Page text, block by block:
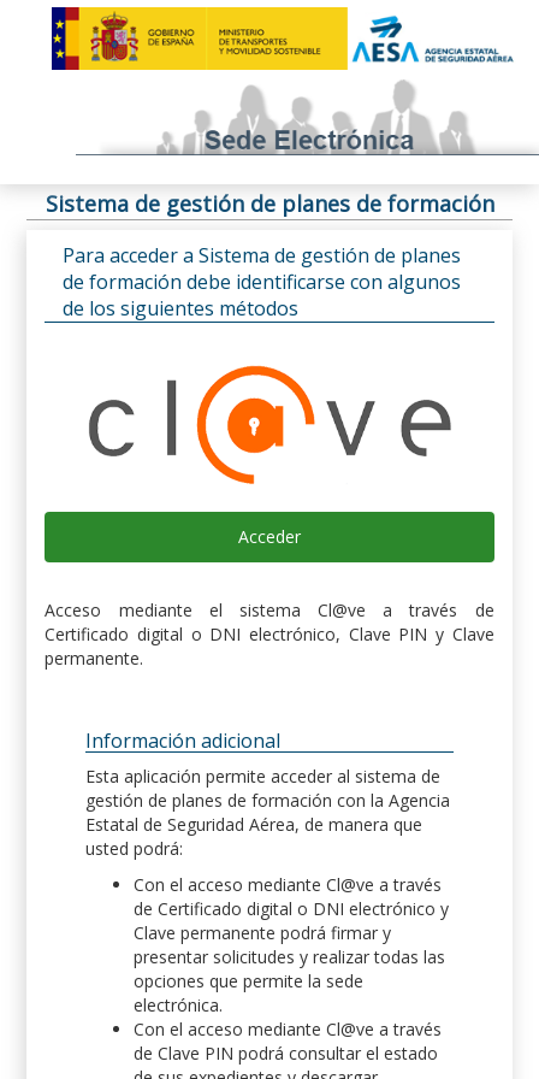
Sistema de gestión de planes de formación
Para acceder a Sistema de gestión de planes
de formación debe identificarse con algunos
de los siguientes métodos
Acceder
Acceso mediante el sistema Cl@ve a través de
Certificado digital o DNI electrónico, Clave PIN y Clave
permanente.
Información adicional
Esta aplicación permite acceder al sistema de
gestión de planes de formación con la Agencia
Estatal de Seguridad Aérea, de manera que
usted podrá:
Con el acceso mediante Cl@ve a través
de Certificado digital o DNI electrónico y
Clave permanente podrá firmar y
presentar solicitudes y realizar todas las
opciones que permite la sede
electrónica.
Con el acceso mediante Cl@ve a través
de Clave PIN podrá consultar el estado